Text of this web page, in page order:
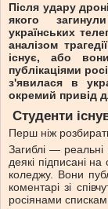
Після удару
якого
українських
аналізом
існує, або
публікаціями
з'явилася в
окремий привід
Студенти
Перш ніж
Загиблі — реальні
деякі підписані на
коледжу. Вони
коментарі зі
росіянами